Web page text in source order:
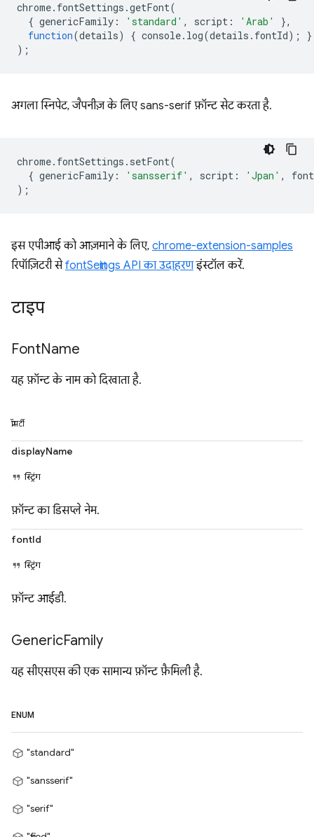
chrome. fontSettings .getFont(
{ genericFamily : 'standard' , script : 'Arab'
},
function(details) { console. log(details . fontId);
}
);
अगला स्निपेट, जैपनीज़ के लिए sans-serif फ़ॉन्ट सेट करता है.
chrome. fontSettings . setFont(
{ genericFamily : 'sansserif' , script : 'Jpan' ,
);
इस एपीआई को आज़माने के लिए, chrome-extension-samples
रिपॉज़िटरी सेfontSettings API का उदाहरणइंस्टॉल करें.
टाइप
FontName
यह फ़ॉन्ट के नाम को दिखाता है.
प्रॉपर्टी
displayName
स्ट्रिंग
फ़ॉन्ट का डिसप्ले नेम.
fontId
स्ट्रिंग
फ़ॉन्ट आईडी.
GenericFamily
यह सीएसएस की एक सामान्य फ़ॉन्ट फ़ैमिली है.
ENUM
"standard"
"sansserif"
"serif"